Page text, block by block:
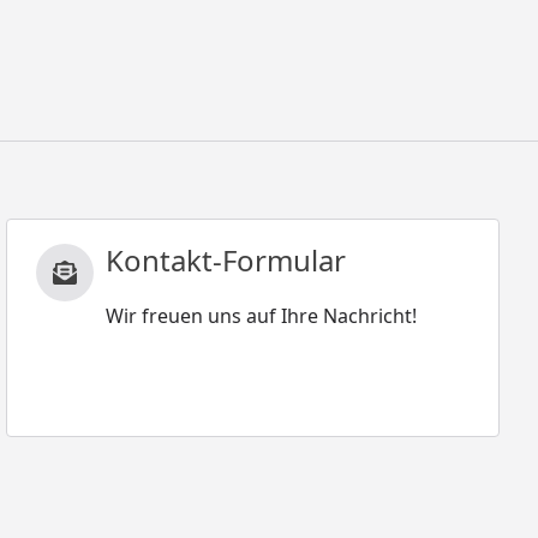
Kontakt-Formular
Wir freuen uns auf Ihre Nachricht!